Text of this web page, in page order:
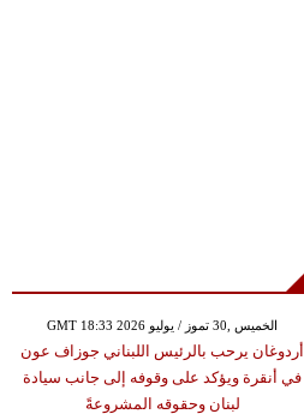
GMT 18:33 2026 الخميس ,30 تموز / يوليو
أردوغان يرحب بالرئيس اللبناني جوزاف عون
في أنقرة ويؤكد على وقوفه إلى جانب سيادة
لبنان وحقوقه المشروعةً